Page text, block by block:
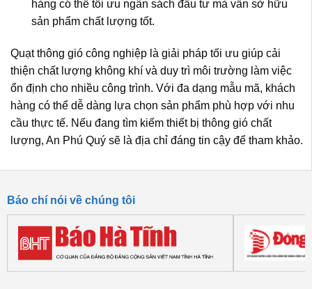
hàng có thể tối ưu ngân sách đầu tư mà vẫn sở hữu
sản phẩm chất lượng tốt.
Quạt thông gió công nghiệp là giải pháp tối ưu giúp cải
thiện chất lượng không khí và duy trì môi trường làm việc
ổn định cho nhiều công trình. Với đa dạng mẫu mã, khách
hàng có thể dễ dàng lựa chọn sản phẩm phù hợp với nhu
cầu thực tế. Nếu đang tìm kiếm thiết bị thông gió chất
lượng, An Phú Quý sẽ là địa chỉ đáng tin cậy để tham khảo.
Báo chí nói về chúng tôi